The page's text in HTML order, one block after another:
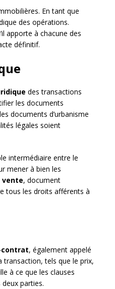
En tant que
des opérations.
apporte à chacune des
définitif.
des transactions
les documents
documents d’urbanisme
légales soient
intermédiaire entre le
mener à bien les
vente, document
tous les droits afférents à
, également appelé
tels que le prix,
à ce que les clauses
parties.